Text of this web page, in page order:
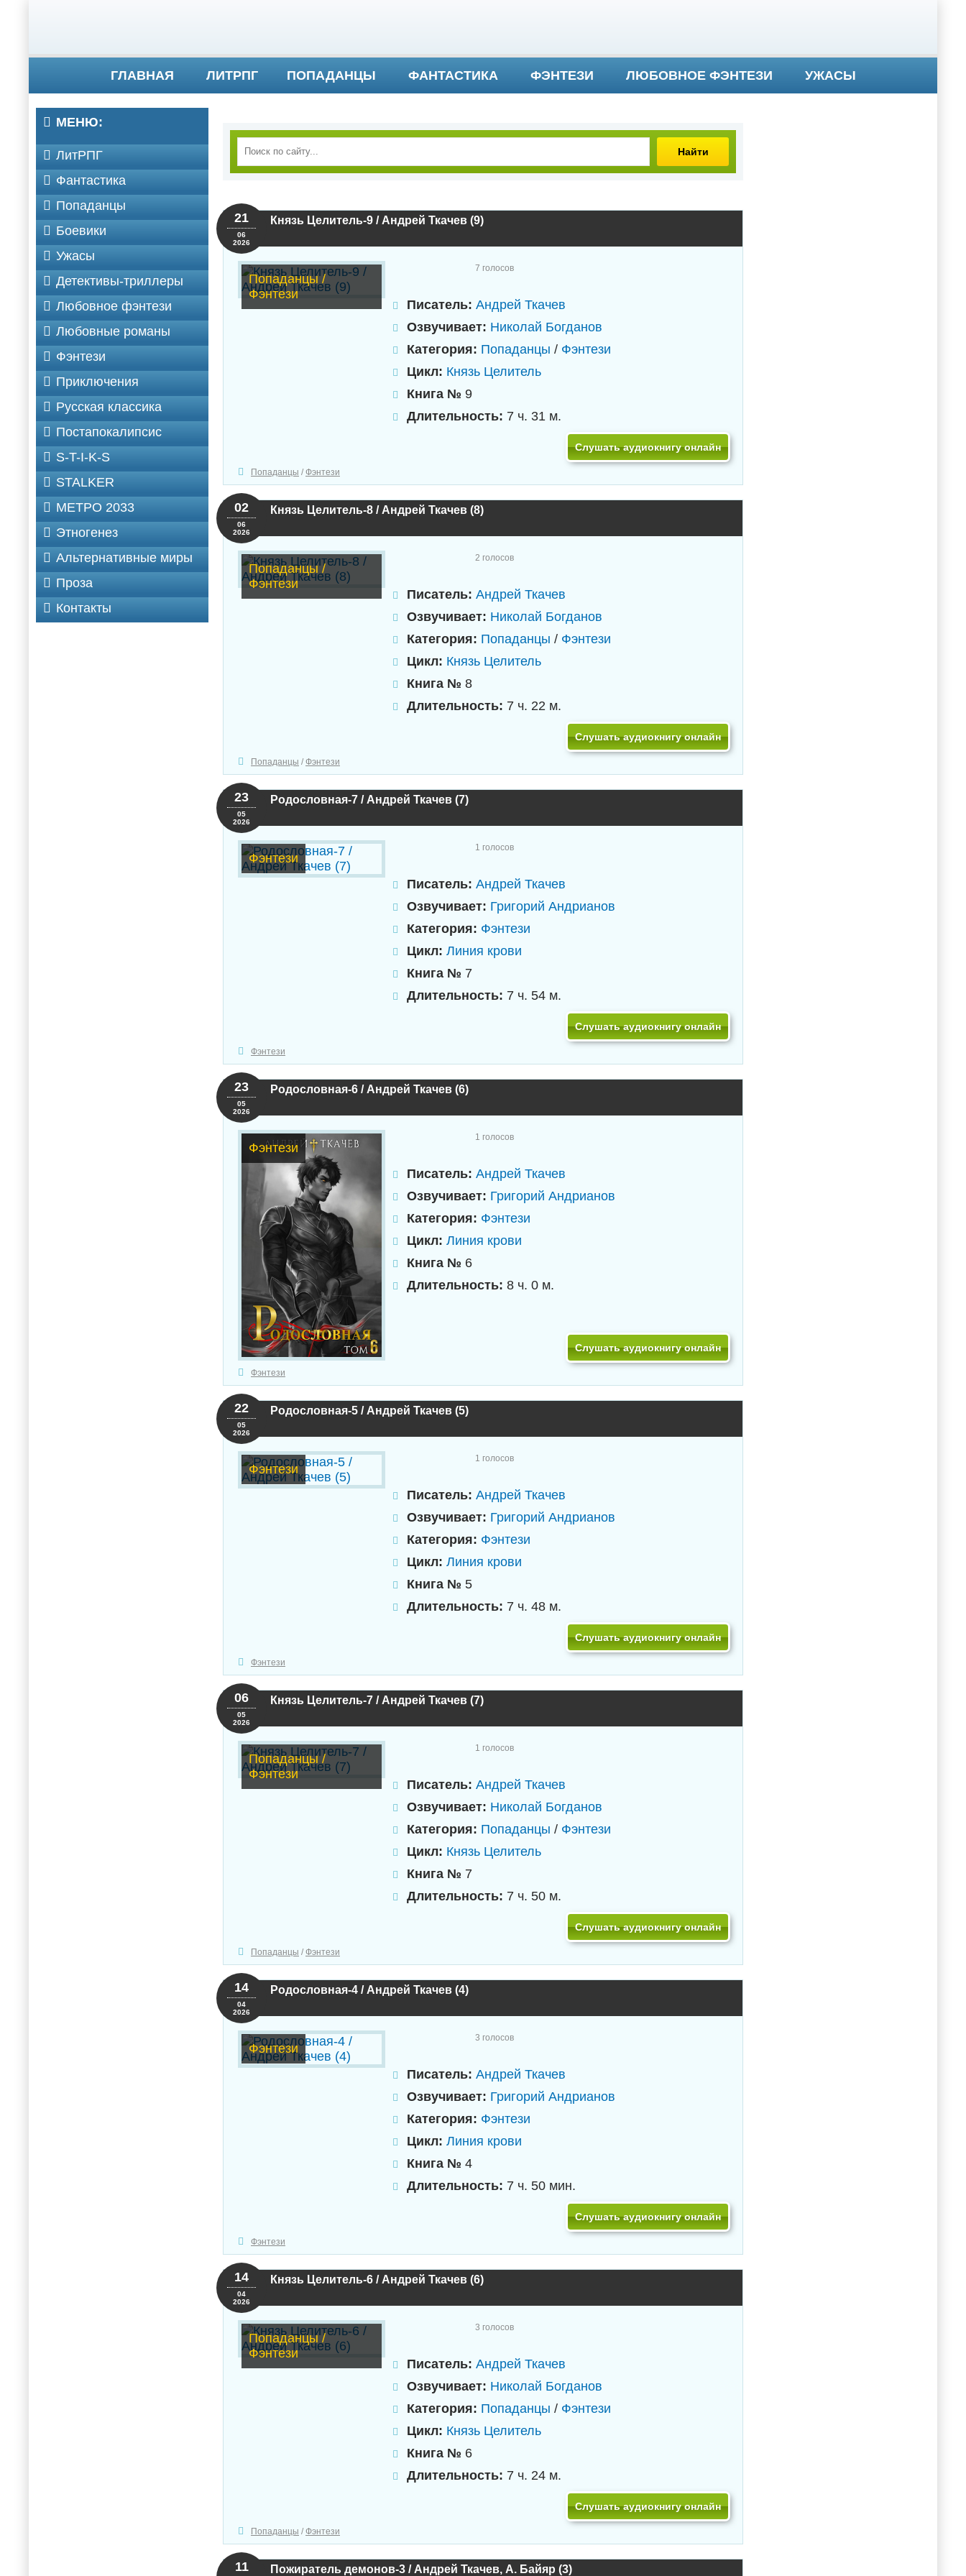
ГЛАВНАЯ ЛИТРПГ ПОПАДАНЦЫ ФАНТАСТИКА ФЭНТЕЗИ ЛЮБОВНОЕ ФЭНТЕЗИ УЖАСЫ
Найти
Князь Целитель-9 / Андрей Ткачев (9)
21
06
2026
Попаданцы /
Фэнтези
7 голосов
Писатель: Андрей Ткачев
Озвучивает: Николай Богданов
Категория: Попаданцы / Фэнтези
Цикл: Князь Целитель
Книга № 9
Длительность: 7 ч. 31 м.
Слушать аудиокнигу онлайн
Попаданцы / Фэнтези
Князь Целитель-8 / Андрей Ткачев (8)
02
06
2026
Попаданцы /
Фэнтези
2 голосов
Писатель: Андрей Ткачев
Озвучивает: Николай Богданов
Категория: Попаданцы / Фэнтези
Цикл: Князь Целитель
Книга № 8
Длительность: 7 ч. 22 м.
Слушать аудиокнигу онлайн
Попаданцы / Фэнтези
Родословная-7 / Андрей Ткачев (7)
23
05
2026
Фэнтези
1 голосов
Писатель: Андрей Ткачев
Озвучивает: Григорий Андрианов
Категория: Фэнтези
Цикл: Линия крови
Книга № 7
Длительность: 7 ч. 54 м.
Слушать аудиокнигу онлайн
Фэнтези
Родословная-6 / Андрей Ткачев (6)
23
05
2026
Фэнтези
1 голосов
Писатель: Андрей Ткачев
Озвучивает: Григорий Андрианов
Категория: Фэнтези
Цикл: Линия крови
Книга № 6
Длительность: 8 ч. 0 м.
Слушать аудиокнигу онлайн
Фэнтези
Родословная-5 / Андрей Ткачев (5)
22
05
2026
Фэнтези
1 голосов
Писатель: Андрей Ткачев
Озвучивает: Григорий Андрианов
Категория: Фэнтези
Цикл: Линия крови
Книга № 5
Длительность: 7 ч. 48 м.
Слушать аудиокнигу онлайн
Фэнтези
Князь Целитель-7 / Андрей Ткачев (7)
06
05
2026
Попаданцы /
Фэнтези
1 голосов
Писатель: Андрей Ткачев
Озвучивает: Николай Богданов
Категория: Попаданцы / Фэнтези
Цикл: Князь Целитель
Книга № 7
Длительность: 7 ч. 50 м.
Слушать аудиокнигу онлайн
Попаданцы / Фэнтези
Родословная-4 / Андрей Ткачев (4)
14
04
2026
Фэнтези
3 голосов
Писатель: Андрей Ткачев
Озвучивает: Григорий Андрианов
Категория: Фэнтези
Цикл: Линия крови
Книга № 4
Длительность: 7 ч. 50 мин.
Слушать аудиокнигу онлайн
Фэнтези
Князь Целитель-6 / Андрей Ткачев (6)
14
04
2026
Попаданцы /
Фэнтези
3 голосов
Писатель: Андрей Ткачев
Озвучивает: Николай Богданов
Категория: Попаданцы / Фэнтези
Цикл: Князь Целитель
Книга № 6
Длительность: 7 ч. 24 м.
Слушать аудиокнигу онлайн
Попаданцы / Фэнтези
Пожиратель демонов-3 / Андрей Ткачев, А. Байяр (3)
11
МЕНЮ:
ЛитРПГ
Фантастика
Попаданцы
Боевики
Ужасы
Детективы-триллеры
Любовное фэнтези
Любовные романы
Фэнтези
Приключения
Русская классика
Постапокалипсис
S-T-I-K-S
STALKER
МЕТРО 2033
Этногенез
Альтернативные миры
Проза
Контакты